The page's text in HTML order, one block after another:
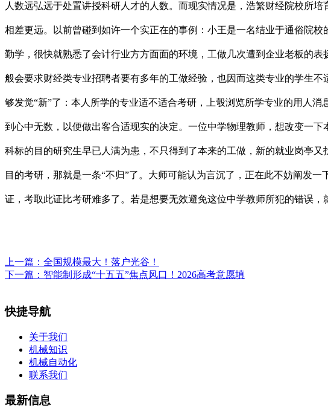
人数远弘远于处置讲授科研人才的人数。而现实情况是，浩繁财经院校所
相差更远。以前曾碰到如许一个实正在的事例：小王是一名结业于通俗院
勤学，很快就熟悉了会计行业方方面面的环境，工做几次遭到企业老板的
般会要求财经类专业招聘者要有多年的工做经验，也因而这类专业的学生
够发觉“新”了：本人所学的专业适不适合考研，上彀浏览所学专业的用人
到心中无数，以便做出客合适现实的决定。一位中学物理教师，想改变一
科标的目的研究生早已人满为患，不只得到了本来的工做，新的就业岗亭
目的考研，那就是一条“不归”了。大师可能认为言沉了，正在此不妨阐发
证，考取此证比考研难多了。若是想要无效避免这位中学教师所犯的错误，
上一篇： 全国规模最大！落户光谷！
下一篇： 智能制形成“十五五”焦点风口！2026高考意愿填
快捷导航
关于我们
机械知识
机械自动化
联系我们
最新信息